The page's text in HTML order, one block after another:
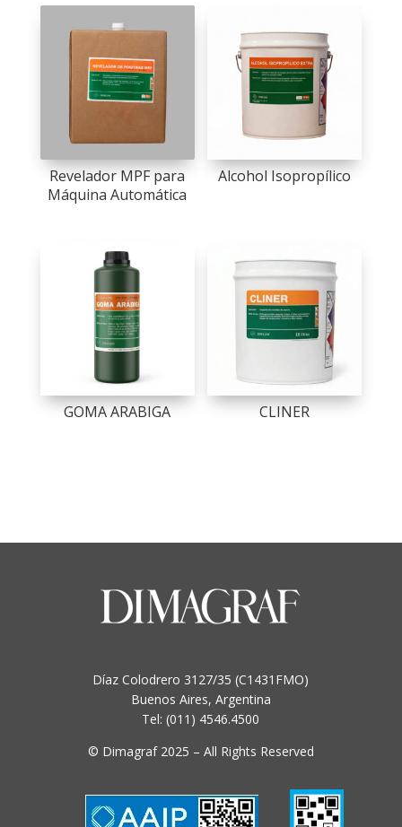
Revelador MPF para
Máquina Automática
Alcohol Isopropílico
GOMA ARABIGA CLINER
Díaz Colodrero 3127/35 (C1431FMO)
Buenos Aires, Argentina
Tel: (011) 4546.4500
© Dimagraf 2025 – All Rights Reserved